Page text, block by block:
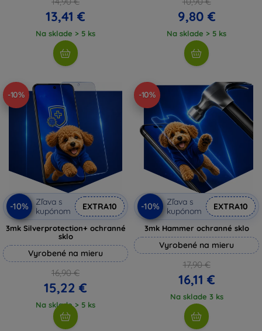
13,41 €
Na sklade > 5 ks
9,80 €
Na sklade > 5 ks
-10%
-10%
Zľava s
kupónom
EXTRA10
3mk Silverprotection+ ochranné
sklo
Vyrobené na mieru
16,90 €
15,22 €
Na sklade > 5 ks
-10%
-10%
Zľava s
kupónom
EXTRA10
3mk Hammer ochranné sklo
Vyrobené na mieru
17,90 €
16,11 €
Na sklade 3 ks